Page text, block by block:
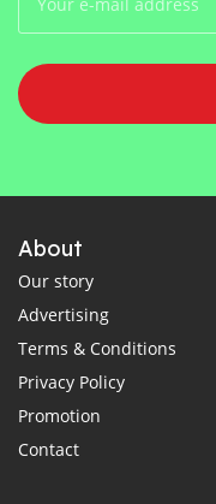
About
Our story
Advertising
Terms & Conditions
Privacy Policy
Promotion
Contact